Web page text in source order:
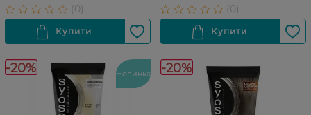
-20% Новинка -20%